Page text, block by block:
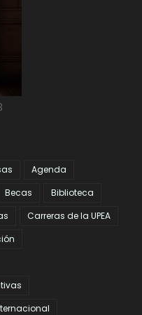
Agenda
Becas
Biblioteca
Carreras de la UPEA